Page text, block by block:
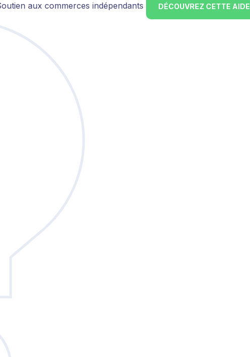
aux commerces indépendants DÉCOUVREZ CETTE AIDE